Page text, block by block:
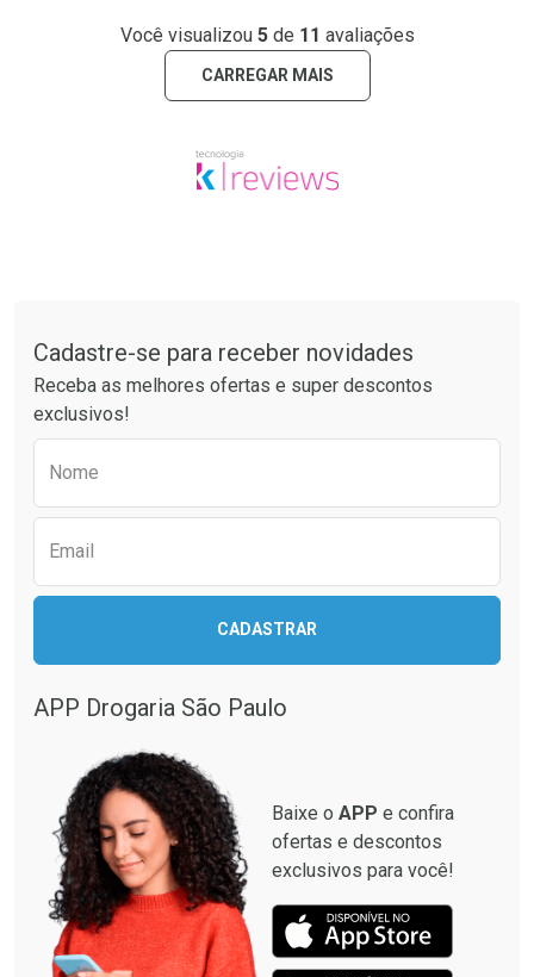
Você visualizou 5de 11 avaliações
CARREGAR MAIS
Cadastre-se para receber novidades
Receba as melhores ofertas e super descontos
exclusivos!
Nome
Email
CADASTRAR
APP Drogaria São Paulo
Baixe o APP e confira
ofertas e descontos
exclusivos para você!